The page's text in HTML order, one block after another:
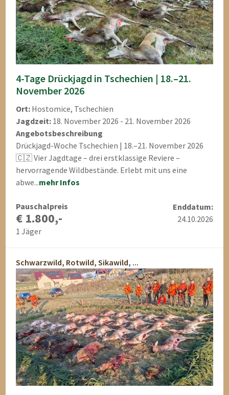
4-Tage Drückjagd in Tschechien | 18.–21.
November 2026
Ort: Hostomice, Tschechien
Jagdzeit: 18. November 2026 - 21. November 2026
Angebotsbeschreibung
Drückjagd-Woche Tschechien | 18.–21. November 2026
🇨🇿 Vier Jagdtage – drei erstklassige Reviere –
hervorragende Wildbestände. Erlebt mit uns eine
abwe...mehr Infos
Pauschalpreis
€ 1.800,-
1 Jäger
Enddatum:
24.10.2026
Schwarzwild, Rotwild, Sikawild, ...